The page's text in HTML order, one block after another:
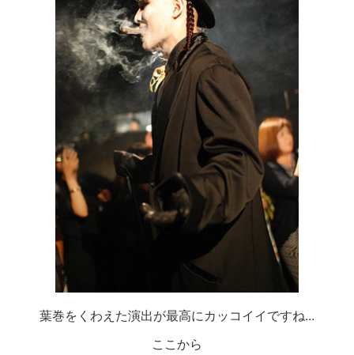
葉巻をくわえた演出が最高にカッコイイですね...
ここから